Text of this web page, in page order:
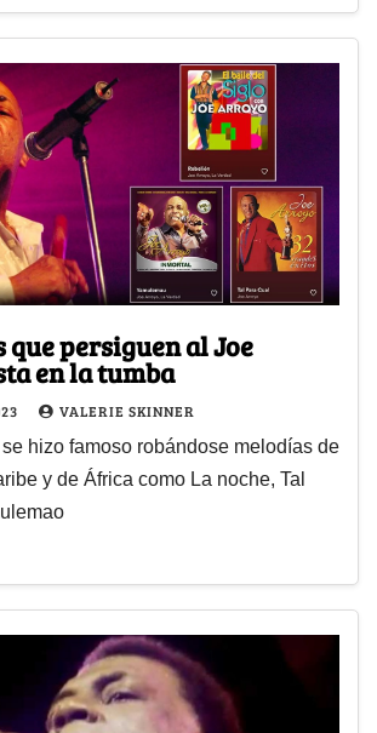
que persiguen al Joe
en la tumba
VALERIE SKINNER
hizo famoso robándose melodías de
y de África como La noche, Tal